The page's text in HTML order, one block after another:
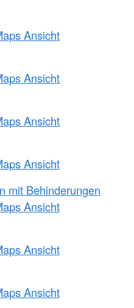
Ansicht
Ansicht
Ansicht
Ansicht
mit Behinderungen
Ansicht
Ansicht
Ansicht